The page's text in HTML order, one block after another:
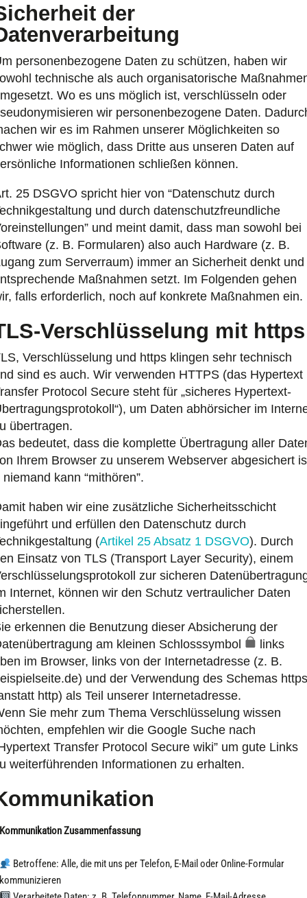
der
personenbezogene Daten zu schützen, haben wir
technische als auch organisatorische
Wo es uns möglich ist, verschlüsseln oder
wir personenbezogene Daten.
wir es im Rahmen unserer Möglichkeiten so
wie möglich, dass Dritte aus unseren Daten auf
Informationen schließen können.
25 DSGVO spricht hier von “Datenschutz durch
und durch datenschutzfreundliche
und meint damit, dass man sowohl bei
(z. B. Formularen) also auch Hardware (z. B.
zum Serverraum) immer an Sicherheit denkt und
Maßnahmen setzt. Im Folgenden gehen
falls erforderlich, noch auf konkrete Maßnahmen ein.
Verschlüsselung mit https
Verschlüsselung und https klingen sehr technisch
sind es auch. Wir verwenden HTTPS (das Hypertext
Protocol Secure steht für „sicheres Hypertext-
um Daten abhörsicher im
übertragen.
bedeutet, dass die komplette Übertragung aller
Ihrem Browser zu unserem Webserver abgesichert
niemand kann “mithören”.
haben wir eine zusätzliche Sicherheitsschicht
und erfüllen den Datenschutz durch
(Artikel 25 Absatz 1 DSGVO). Durch
Einsatz von TLS (Transport Layer Security), einem
zur sicheren
Internet, können wir den Schutz vertraulicher Daten
erkennen die Benutzung dieser Absicherung der
am kleinen Schlosssymbol
links
im Browser, links von der Internetadresse (z. B.
und der Verwendung des Schemas https
http) als Teil unserer Internetadresse.
Sie mehr zum Thema Verschlüsselung wissen
empfehlen wir die Google Suche nach
Transfer Protocol Secure wiki” um gute Links
weiterführenden Informationen zu erhalten.
Kommunikation Zusammenfassung
Betroffene: Alle, die mit uns per Telefon, E-Mail oder Online-Formular
kommunizieren